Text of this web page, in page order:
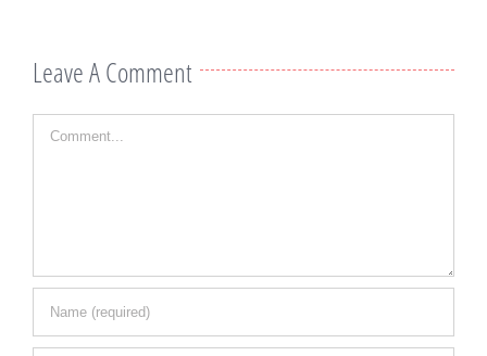
Leave A Comment
Comment